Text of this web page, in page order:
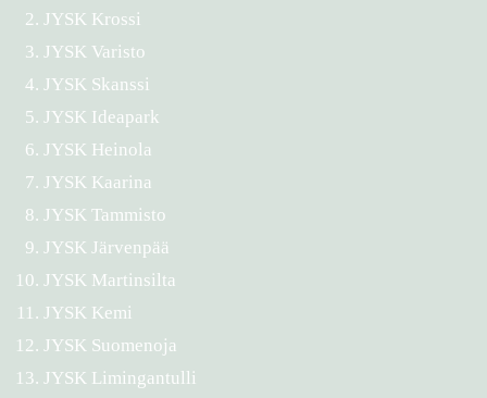
JYSK Krossi
JYSK Varisto
JYSK Skanssi
JYSK Ideapark
JYSK Heinola
JYSK Kaarina
JYSK Tammisto
JYSK Järvenpää
JYSK Martinsilta
JYSK Kemi
JYSK Suomenoja
JYSK Limingantulli